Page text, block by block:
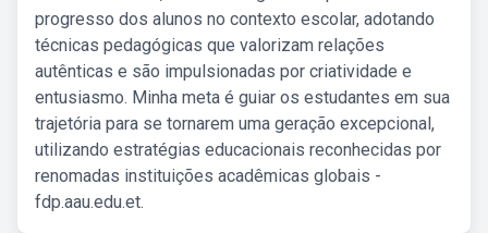
progresso dos alunos no contexto escolar, adotando
técnicas pedagógicas que valorizam relações
autênticas e são impulsionadas por criatividade e
entusiasmo. Minha meta é guiar os estudantes em sua
trajetória para se tornarem uma geração excepcional,
utilizando estratégias educacionais reconhecidas por
renomadas instituições acadêmicas globais -
fdp.aau.edu.et.